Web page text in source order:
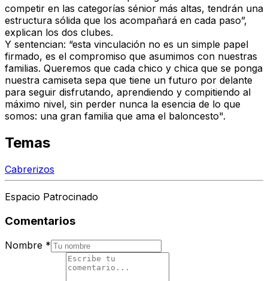
competir en las categorías sénior más altas, tendrán una
estructura sólida que los acompañará en cada paso”,
explican los dos clubes.
Y sentencian: “esta vinculación no es un simple papel
firmado, es el compromiso que asumimos con nuestras
familias. Queremos que cada chico y chica que se ponga
nuestra camiseta sepa que tiene un futuro por delante
para seguir disfrutando, aprendiendo y compitiendo al
máximo nivel, sin perder nunca la esencia de lo que
somos: una gran familia que ama el baloncesto".
Temas
Cabrerizos
Espacio Patrocinado
Comentarios
Nombre *